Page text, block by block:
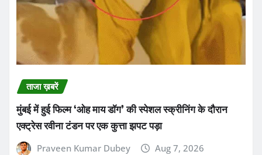
ताजा ख़बरें
मुंबई में हुई फिल्म ‘ओह माय डॉग’ की स्पेशल स्क्रीनिंग के दौरान
एक्ट्रेस रवीना टंडन पर एक कुत्ता झपट पड़ा
Praveen Kumar Dubey Aug 7, 2026